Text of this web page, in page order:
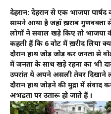
देहरादून: देहरादून से एक भाजपा
सामने आया है जहाँ ख़राब गुणवक्ता
लोगों ने सवाल खड़े किए तो भाजपा
कहती हैं कि 6 वोट में ख़रीद लिया
दौरान हाथ जोड़ जोड़ कर जनता
में जनता के साथ खड़े रहना का भी
उपरांत ये अपने असली तेवर दिखाने
दौरान हाथ जोड़ने की मुद्रा में
अभद्रता पर उतारू हो जाते हैं ।